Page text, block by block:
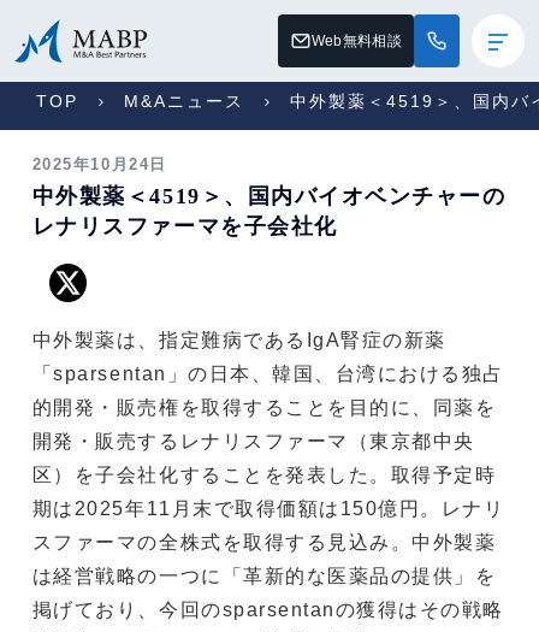
Web無料相談
TOP M&Aニュース 中外製薬＜4519＞、国内バ
2025年10月24日
中外製薬＜4519＞、国内バイオベンチャーの
レナリスファーマを子会社化
中外製薬は、指定難病であるIgA腎症の新薬
「sparsentan」の日本、韓国、台湾における独占
的開発・販売権を取得することを目的に、同薬を
開発・販売するレナリスファーマ（東京都中央
区）を子会社化することを発表した。取得予定時
期は2025年11月末で取得価額は150億円。レナリ
スファーマの全株式を取得する見込み。中外製薬
は経営戦略の一つに「革新的な医薬品の提供」を
掲げており、今回のsparsentanの獲得はその戦略